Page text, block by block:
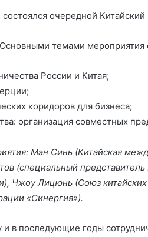
e
n
o
a
s
s
ki
e
gr
m
п
р
в
и
т
очередной
Основными темами мероприятия
России и Китая;
коридоров для бизнеса;
организация совместных
Мэн Синь (Китайская
(специальный
Чжоу Лицюнь (Союз
«Синергия»).
и в последующие годы